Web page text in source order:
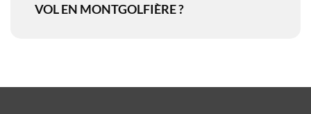
VOL EN MONTGOLFIÈRE ?